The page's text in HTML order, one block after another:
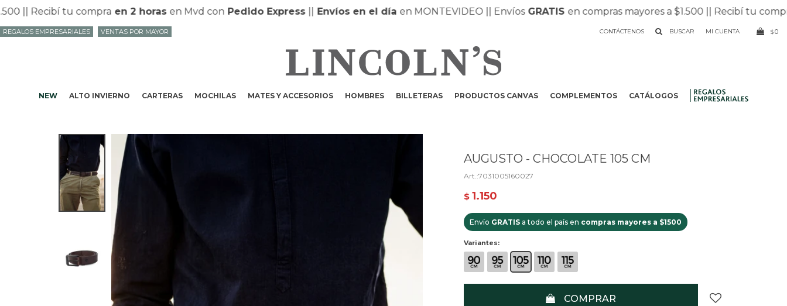
| | Recibí tu compraen 2 horasen Mvd conPedido Express| Envíos en el díaen MONTEVIDEO | | EnvíosGRATISen compras mayores a $1.500 | | Recibí tu
NEW ALTO INVIERNO CARTERAS MOCHILAS MATES Y ACCESORIOS HOMBRES BILLETERAS PRODUCTOS CANVAS COMPLEMENTOS CATÁLOGOS
CONTÁCTENOS $0
REGALOS EMPRESARIALES VENTAS POR MAYOR
AUGUSTO - CHOCOLATE 105 CM
7031005160027
$ 1.150
Envío GRATIS a todo el país en compras mayores a $1500
Variantes:
COMPRAR